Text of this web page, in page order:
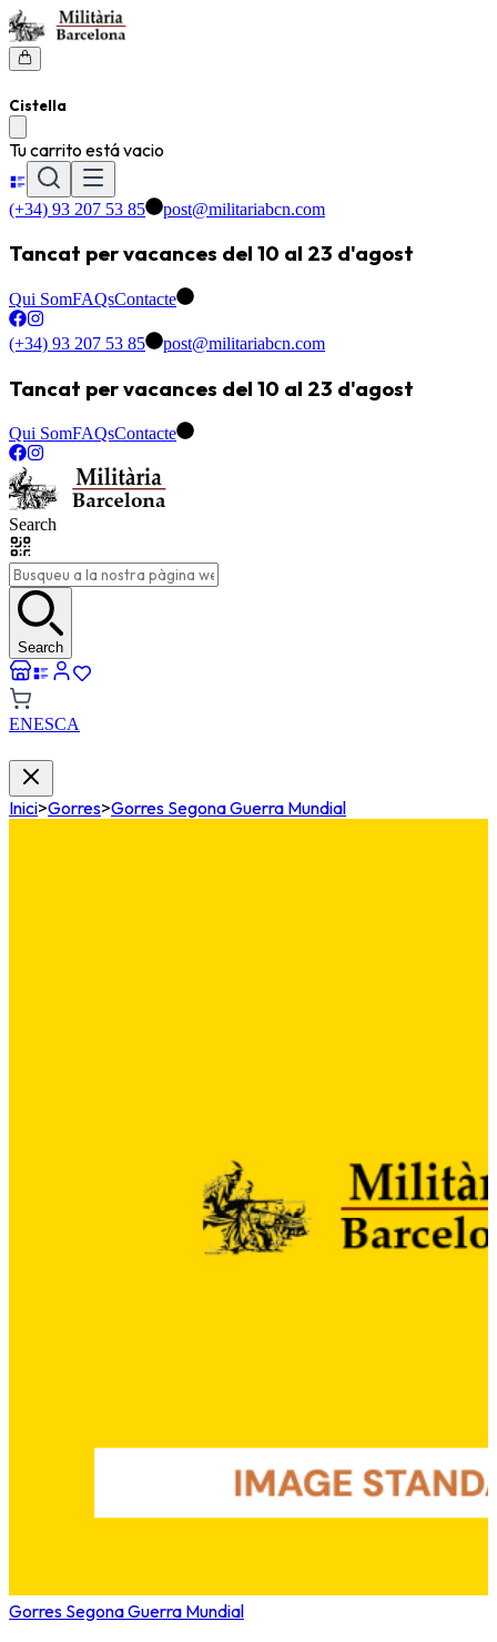
Cistella
Tu carrito está vacio
(+34) 93 207 53 85 post@militariabcn.com
Tancat per vacances del 10 al 23 d'agost
Qui SomFAQsContacte
(+34) 93 207 53 85 post@militariabcn.com
Tancat per vacances del 10 al 23 d'agost
Qui SomFAQsContacte
Search
Search
ENESCA
Inici>Gorres>Gorres Segona Guerra Mundial
Gorres Segona Guerra Mundial